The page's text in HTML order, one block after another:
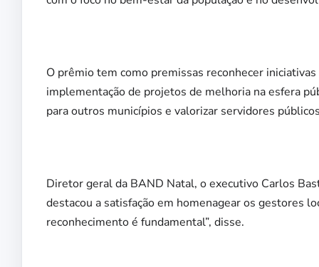
O prêmio tem como premissas reconhecer
implementação de projetos de melhoria na esfera
para outros municípios e valorizar servidores
Diretor geral da BAND Natal, o executivo Carlos
destacou a satisfação em homenagear os gestores
reconhecimento é fundamental”, disse.